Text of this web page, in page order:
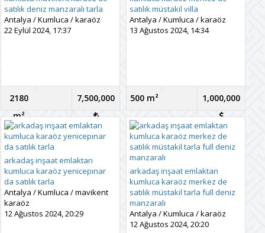
satılık deniz manzaralı tarla
Antalya /Kumluca /karaöz
22 Eylül 2024, 17:37
2180
m²
7,500,000
satılık müstakil villa
Antalya /Kumluca /karaöz
13 Ağustos 2024, 14:34
500 m² 1,000,000
arkadaş inşaat emlaktan
kumluca karaöz yenicepınar
da satılık tarla
Antalya /Kumluca /mavikent
karaöz
12 Ağustos 2024, 20:29
arkadaş inşaat emlaktan
kumluca karaöz merkez de
satılık müstakil tarla full deniz
manzaralı
Antalya /Kumluca /karaöz
12 Ağustos 2024, 20:20